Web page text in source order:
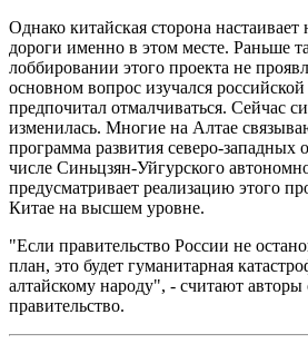
Однако китайская сторона настаивает
дороги именно в этом месте. Раньше
лоббировании этого проекта не
основном вопрос изучался
предпочитал отмалчиваться. Сейчас
изменилась. Многие на Алтае
программа развития северо-западных
числе Синьцзян-Уйгурского
предусматривает реализацию этого
Китае на высшем уровне.
"Если правительство России не
план, это будет гуманитарная
алтайскому народу", - считают
правительство.